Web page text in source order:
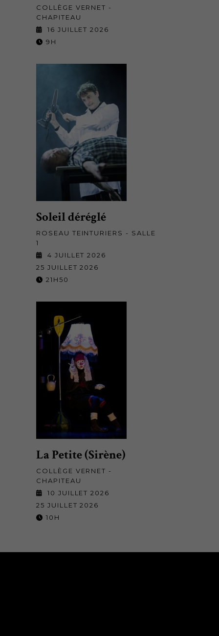
COLLÈGE VERNET -
CHAPITEAU
16 JUILLET 2026
9H
Soleil déréglé
ROSEAU TEINTURIERS - SALLE
1
4 JUILLET 2026
25 JUILLET 2026
21H50
La Petite (Sirène)
COLLÈGE VERNET -
CHAPITEAU
10 JUILLET 2026
25 JUILLET 2026
10H